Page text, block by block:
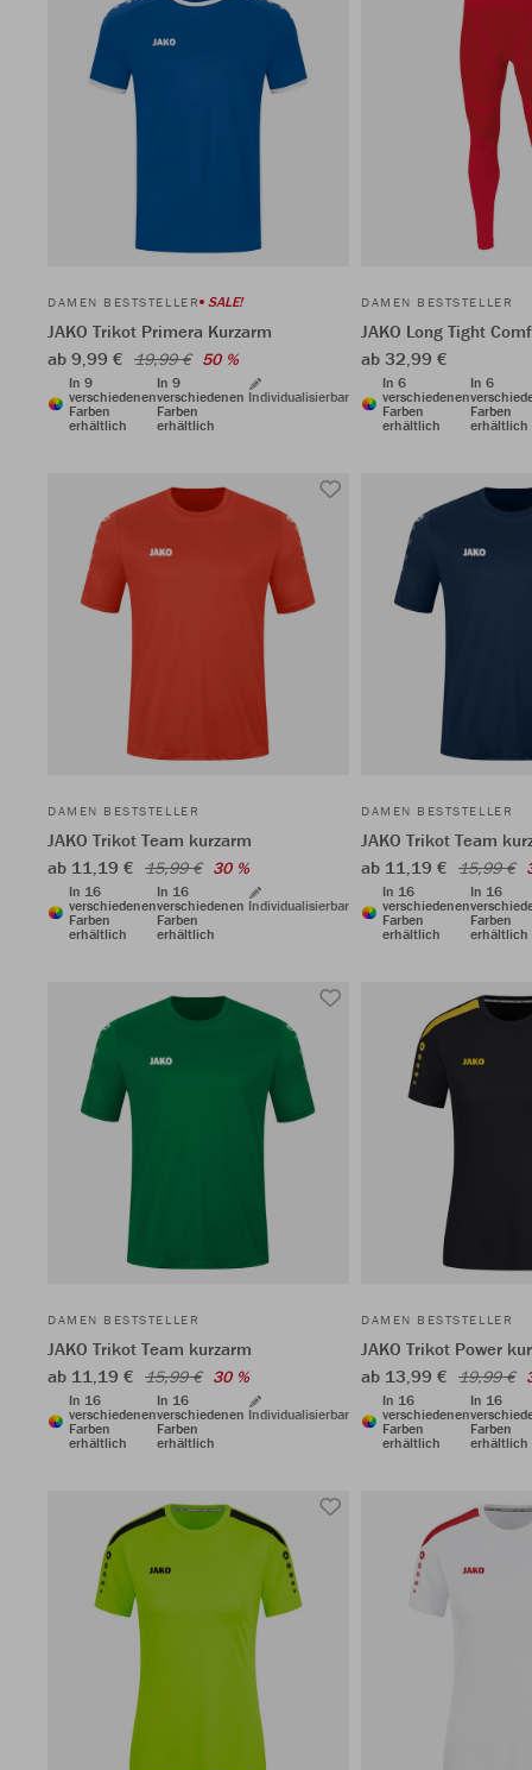
DAMEN BESTSTELLER SALE!
JAKO Trikot Primera Kurzarm
ab 9,99 € 19,99 € 50 %
In 9
verschiedenen
Farben
erhältlich
In 9
verschiedenen
Farben
erhältlich
Individualisierbar
DAMEN BESTSTELLER
JAKO Long Tight
ab 32,99 €
In 6
verschiedenen
Farben
erhältlich
In 6
Farben
erhältlich
DAMEN BESTSTELLER
JAKO Trikot Team kurzarm
ab 11,19 € 15,99 € 30 %
In 16
verschiedenen
Farben
erhältlich
In 16
verschiedenen
Farben
erhältlich
Individualisierbar
DAMEN BESTSTELLER
JAKO Trikot Team
ab 11,19 € 15,99 €
In 16
verschiedenen
Farben
erhältlich
In 16
Farben
erhältlich
DAMEN BESTSTELLER
JAKO Trikot Team kurzarm
ab 11,19 € 15,99 € 30 %
In 16
verschiedenen
Farben
erhältlich
In 16
verschiedenen
Farben
erhältlich
Individualisierbar
DAMEN BESTSTELLER
JAKO Trikot Power
ab 13,99 € 19,99 €
In 16
verschiedenen
Farben
erhältlich
In 16
Farben
erhältlich